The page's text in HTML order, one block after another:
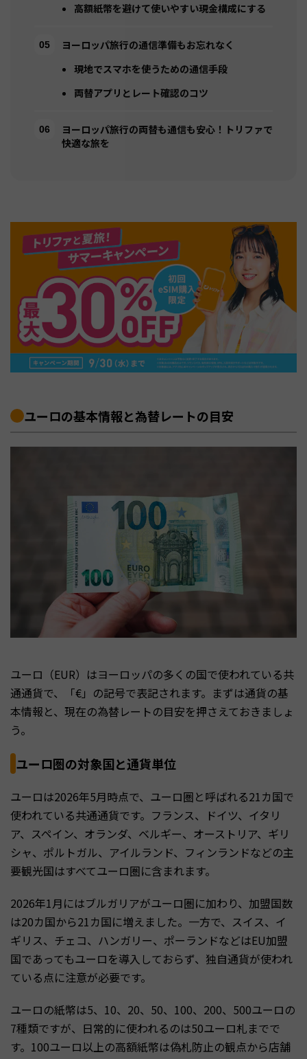
高額紙幣を避けて使いやすい現金構成にする
ヨーロッパ旅行の通信準備もお忘れなく
現地でスマホを使うための通信手段
両替アプリとレート確認のコツ
ヨーロッパ旅行の両替も通信も安心！トリファで
快適な旅を
ユーロの基本情報と為替レートの目安
ユーロ（EUR）はヨーロッパの多くの国で使われている共
通通貨で、「€」の記号で表記されます。まずは通貨の基
本情報と、現在の為替レートの目安を押さえておきましょ
う。
ユーロ圏の対象国と通貨単位
ユーロは2026年5月時点で、ユーロ圏と呼ばれる21カ国で
使われている共通通貨です。フランス、ドイツ、イタリ
ア、スペイン、オランダ、ベルギー、オーストリア、ギリ
シャ、ポルトガル、アイルランド、フィンランドなどの主
要観光国はすべてユーロ圏に含まれます。
2026年1月にはブルガリアがユーロ圏に加わり、加盟国数
は20カ国から21カ国に増えました。一方で、スイス、イ
ギリス、チェコ、ハンガリー、ポーランドなどはEU加盟
国であってもユーロを導入しておらず、独自通貨が使われ
ている点に注意が必要です。
ユーロの紙幣は5、10、20、50、100、200、500ユーロの
7種類ですが、日常的に使われるのは50ユーロ札までで
す。100ユーロ以上の高額紙幣は偽札防止の観点から店舗